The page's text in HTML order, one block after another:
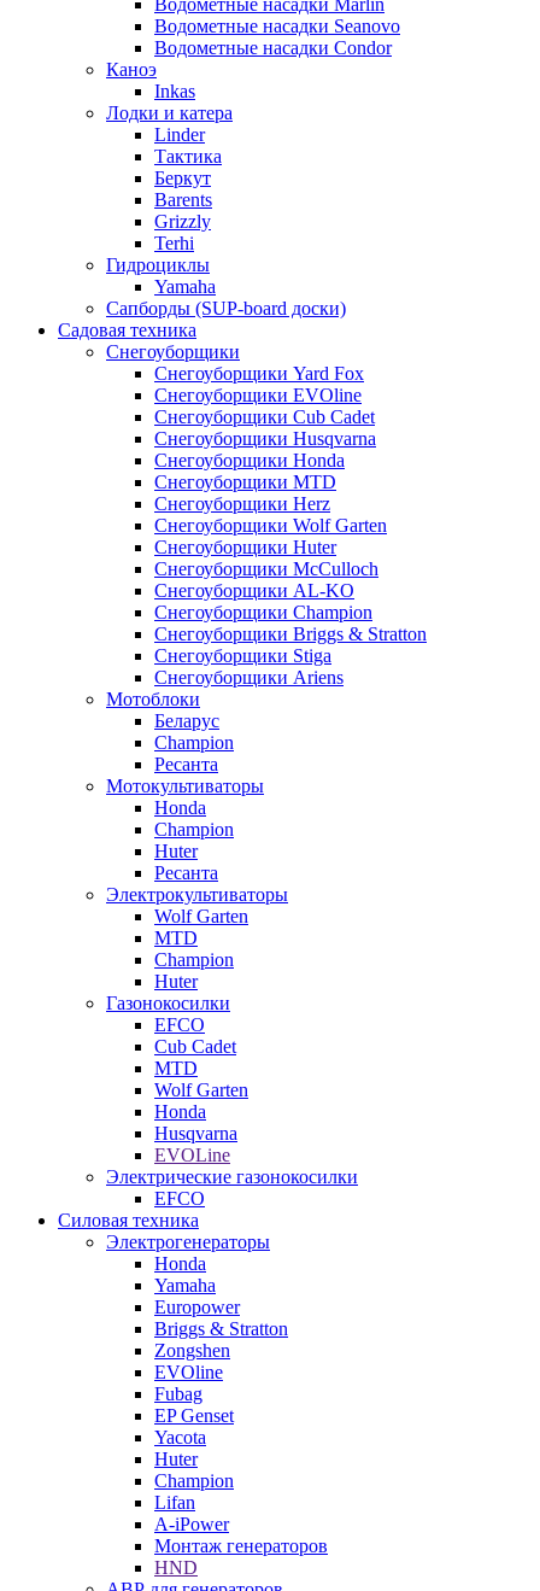
Водометные насадки Marlin
Водометные насадки Seanovo
Водометные насадки Condor
Каноэ
Inkas
Лодки и катера
Linder
Тактика
Беркут
Barents
Grizzly
Terhi
Гидроциклы
Yamaha
Сапборды (SUP-board доски)
Садовая техника
Снегоуборщики
Снегоуборщики Yard Fox
Снегоуборщики EVOline
Снегоуборщики Cub Cadet
Снегоуборщики Husqvarna
Снегоуборщики Honda
Снегоуборщики MTD
Снегоуборщики Herz
Снегоуборщики Wolf Garten
Снегоуборщики Huter
Снегоуборщики McCulloch
Снегоуборщики AL-KO
Снегоуборщики Champion
Снегоуборщики Briggs & Stratton
Снегоуборщики Stiga
Снегоуборщики Ariens
Мотоблоки
Беларус
Champion
Ресанта
Мотокультиваторы
Honda
Champion
Huter
Ресанта
Электрокультиваторы
Wolf Garten
MTD
Champion
Huter
Газонокосилки
EFCO
Cub Cadet
MTD
Wolf Garten
Honda
Husqvarna
EVOLine
Электрические газонокосилки
EFCO
Силовая техника
Электрогенераторы
Honda
Yamaha
Europower
Briggs & Stratton
Zongshen
EVOline
Fubag
EP Genset
Yacota
Huter
Champion
Lifan
A-iPower
Монтаж генераторов
HND